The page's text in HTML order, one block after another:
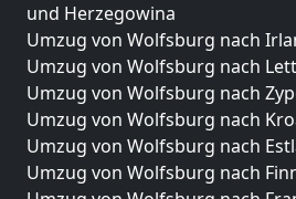
und Herzegowina
Umzug von Wolfsburg nach
Umzug von Wolfsburg nach
Umzug von Wolfsburg nach
Umzug von Wolfsburg nach
Umzug von Wolfsburg nach
Umzug von Wolfsburg nach